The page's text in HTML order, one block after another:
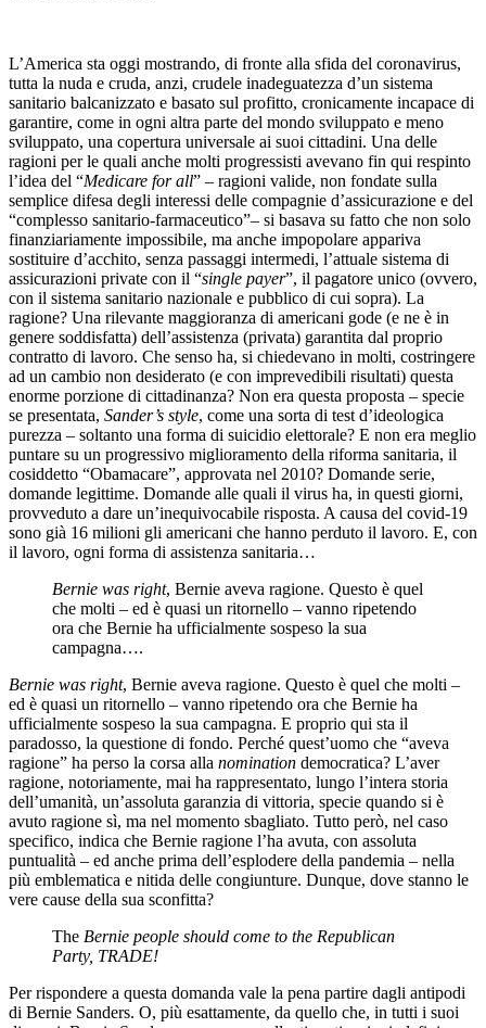
L’America sta oggi mostrando, di fronte alla sfida del coronavirus,
tutta la nuda e cruda, anzi, crudele inadeguatezza d’un sistema
sanitario balcanizzato e basato sul profitto, cronicamente incapace di
garantire, come in ogni altra parte del mondo sviluppato e meno
sviluppato, una copertura universale ai suoi cittadini. Una delle
ragioni per le quali anche molti progressisti avevano fin qui respinto
l’idea del “Medicare for all” – ragioni valide, non fondate sulla
semplice difesa degli interessi delle compagnie d’assicurazione e del
“complesso sanitario-farmaceutico”– si basava su fatto che non solo
finanziariamente impossibile, ma anche impopolare appariva
sostituire d’acchito, senza passaggi intermedi, l’attuale sistema di
assicurazioni private con il “single payer”, il pagatore unico (ovvero,
con il sistema sanitario nazionale e pubblico di cui sopra). La
ragione? Una rilevante maggioranza di americani gode (e ne è in
genere soddisfatta) dell’assistenza (privata) garantita dal proprio
contratto di lavoro. Che senso ha, si chiedevano in molti, costringere
ad un cambio non desiderato (e con imprevedibili risultati) questa
enorme porzione di cittadinanza? Non era questa proposta – specie
se presentata, Sander’s style, come una sorta di test d’ideologica
purezza – soltanto una forma di suicidio elettorale? E non era meglio
puntare su un progressivo miglioramento della riforma sanitaria, il
cosiddetto “Obamacare”, approvata nel 2010? Domande serie,
domande legittime. Domande alle quali il virus ha, in questi giorni,
provveduto a dare un’inequivocabile risposta. A causa del covid-19
sono già 16 milioni gli americani che hanno perduto il lavoro. E, con
il lavoro, ogni forma di assistenza sanitaria…
Bernie was right, Bernie aveva ragione. Questo è quel
che molti – ed è quasi un ritornello – vanno ripetendo
ora che Bernie ha ufficialmente sospeso la sua
campagna….
Bernie was right, Bernie aveva ragione. Questo è quel che molti –
ed è quasi un ritornello – vanno ripetendo ora che Bernie ha
ufficialmente sospeso la sua campagna. E proprio qui sta il
paradosso, la questione di fondo. Perché quest’uomo che “aveva
ragione” ha perso la corsa alla nomination democratica? L’aver
ragione, notoriamente, mai ha rappresentato, lungo l’intera storia
dell’umanità, un’assoluta garanzia di vittoria, specie quando si è
avuto ragione sì, ma nel momento sbagliato. Tutto però, nel caso
specifico, indica che Bernie ragione l’ha avuta, con assoluta
puntualità – ed anche prima dell’esplodere della pandemia – nella
più emblematica e nitida delle congiunture. Dunque, dove stanno le
vere cause della sua sconfitta?
The Bernie people should come to the Republican
Party, TRADE!
Per rispondere a questa domanda vale la pena partire dagli antipodi
di Bernie Sanders. O, più esattamente, da quello che, in tutti i suoi